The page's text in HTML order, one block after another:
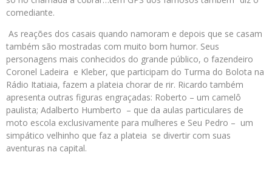
comediante.
As reações dos casais quando namoram e depois que se casam
também são mostradas com muito bom humor. Seus
personagens mais conhecidos do grande público, o fazendeiro
Coronel Ladeira e Kleber, que participam do Turma do Bolota na
Rádio Itatiaia, fazem a plateia chorar de rir. Ricardo também
apresenta outras figuras engraçadas: Roberto – um camelô
paulista; Adalberto Humberto – que da aulas particulares de
moto escola exclusivamente para mulheres e Seu Pedro – um
simpático velhinho que faz a plateia se divertir com suas
aventuras na capital.